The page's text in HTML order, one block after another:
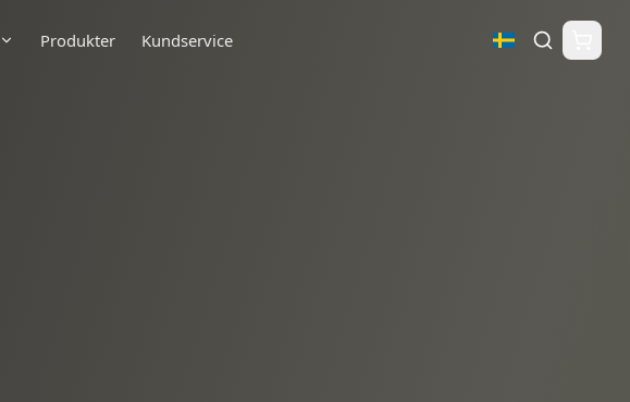
Produkter Kundservice